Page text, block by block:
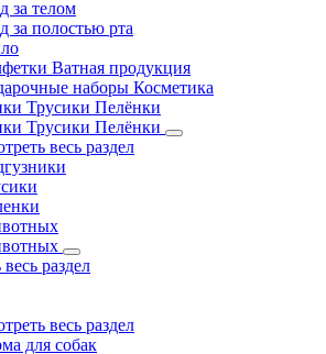
за телом
за полостью рта
Ватная продукция
наборы Косметика
Трусики Пелёнки
Трусики Пелёнки
весь раздел
раздел
весь раздел
для собак